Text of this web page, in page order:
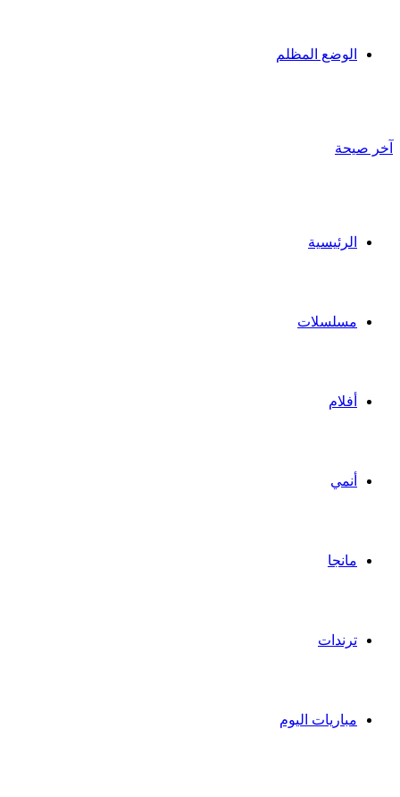
الوضع المظلم
آخر صيحة
الرئيسية
مسلسلات
أفلام
أنمي
مانجا
ترندات
مباريات اليوم